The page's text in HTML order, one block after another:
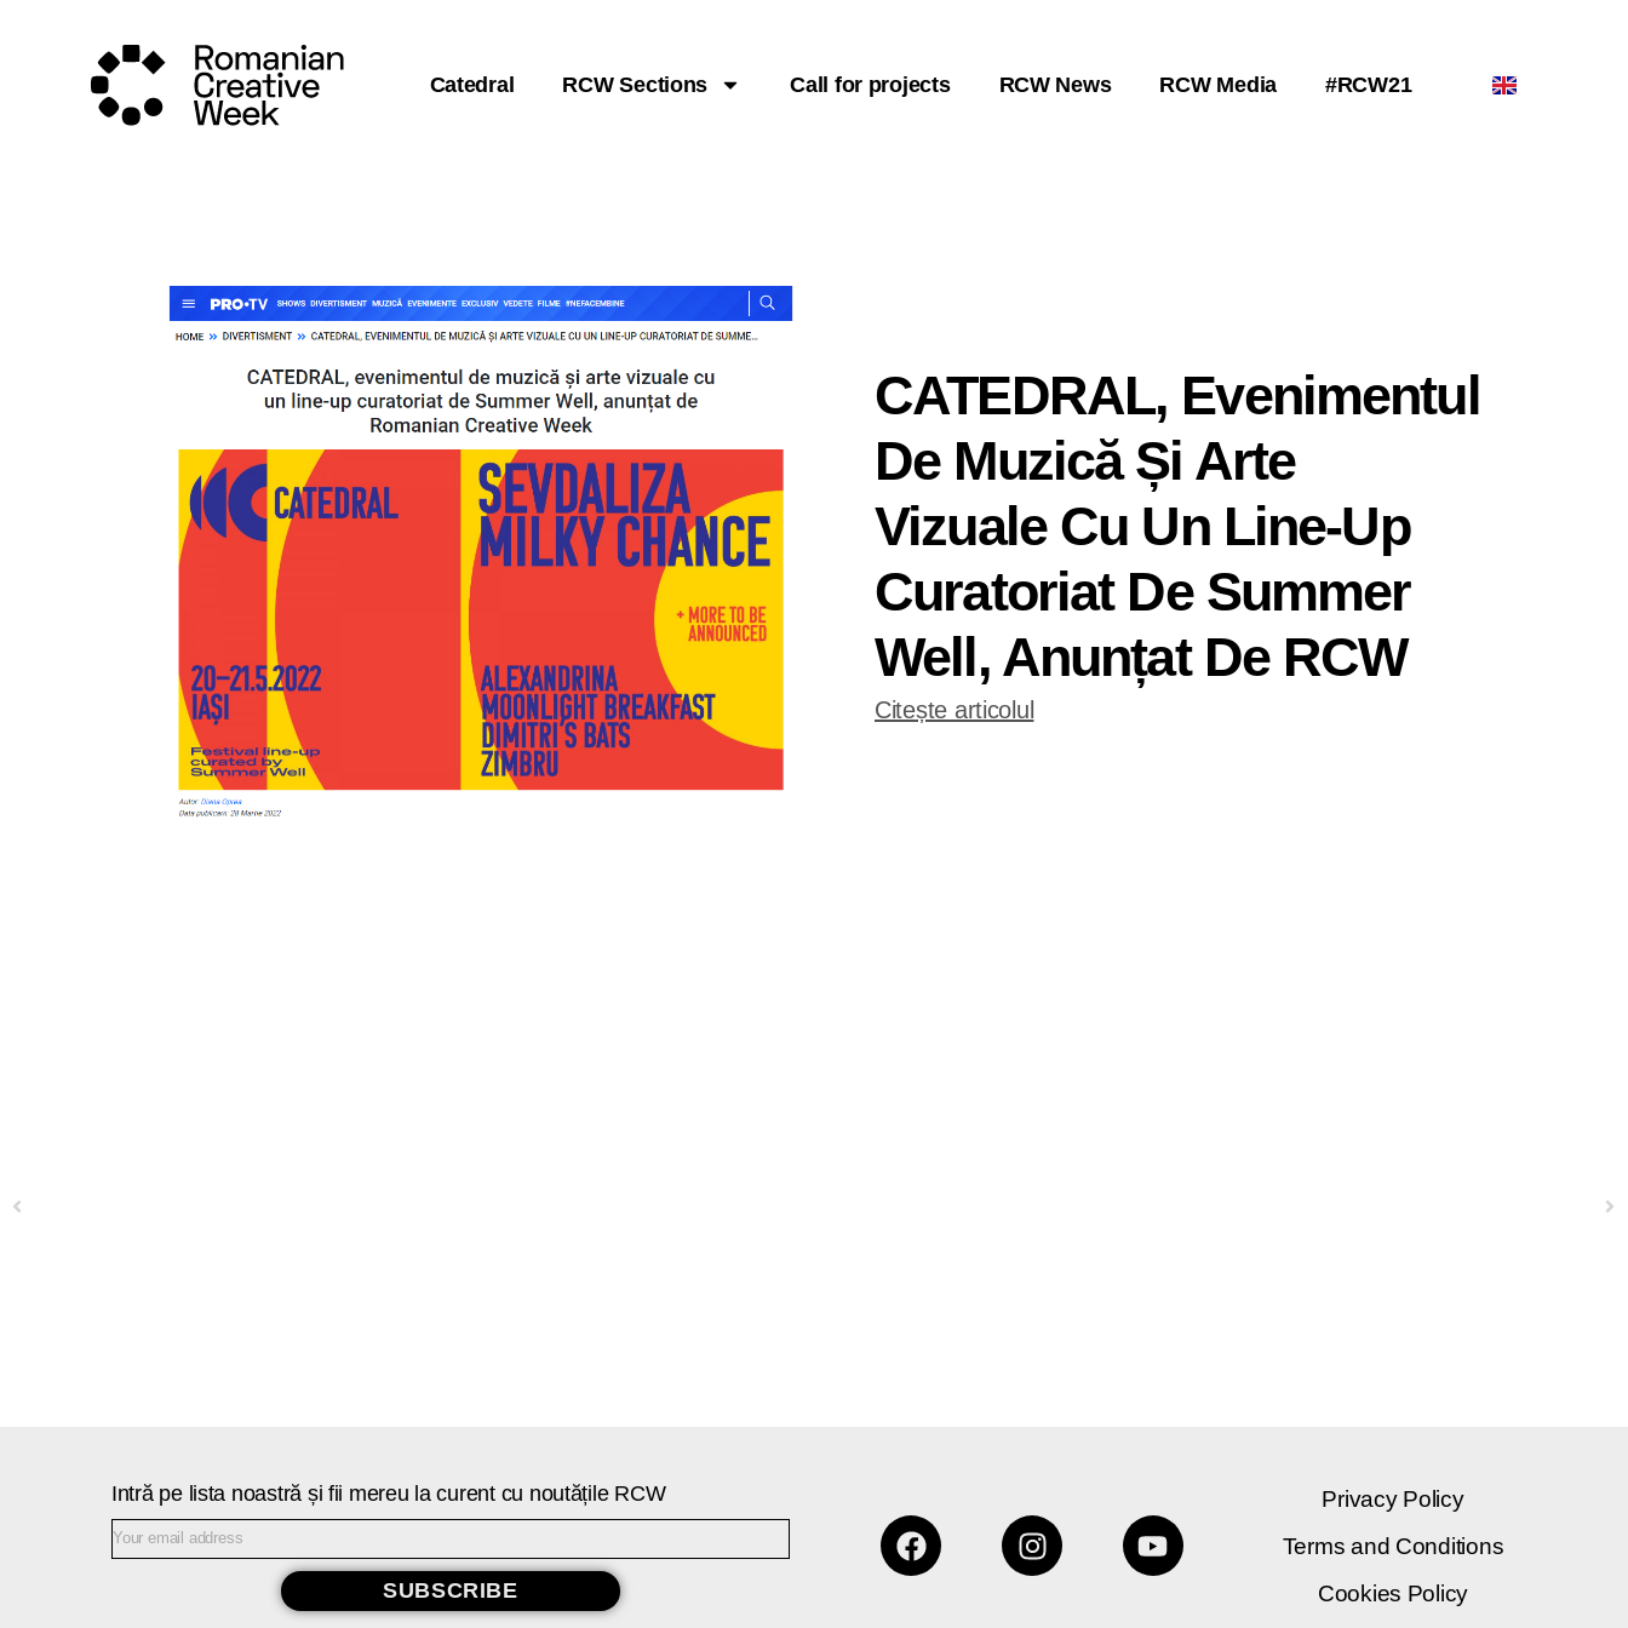
Catedral RCW Sections Call for projects RCW News RCW Media #RCW21
CATEDRAL, Evenimentul
De Muzică Și Arte
Vizuale Cu Un Line-Up
Curatoriat De Summer
Well, Anunțat De RCW
Citește articolul
Intră pe lista noastră și fii mereu la curent cu noutățile RCW
SUBSCRIBE
Privacy Policy
Terms and Conditions
Cookies Policy